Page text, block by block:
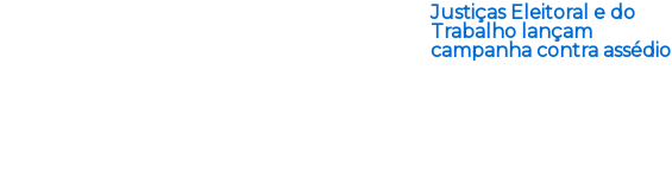
Justiças Eleitoral e do
Trabalho lançam
campanha contra assédio